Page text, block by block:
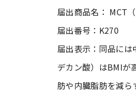
届出商品名： MCT
届出番号：K270
届出表示：同品には
デカン酸）はBMIが
肪や内臓脂肪を減ら